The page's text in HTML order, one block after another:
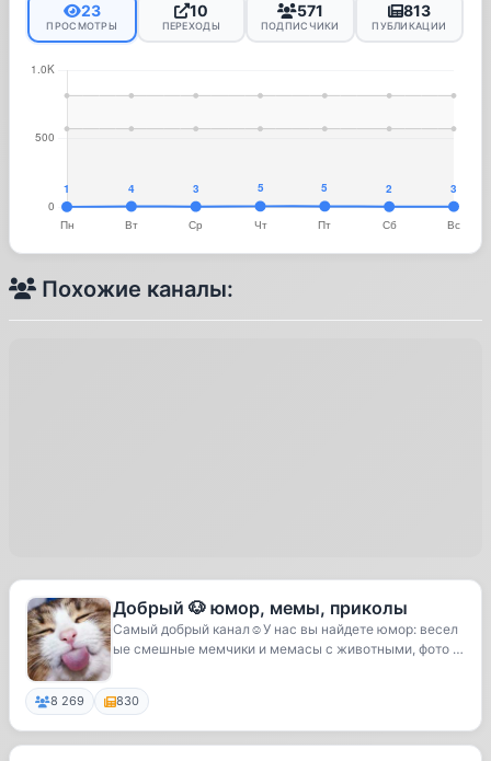
23
ПРОСМОТРЫ
10
ПЕРЕХОДЫ
571
ПОДПИСЧИКИ
813
ПУБЛИКАЦИИ
Похожие каналы:
Добрый 🐶 юмор, мемы, приколы
Самый добрый канал☺️У нас вы найдете юмор: весел
ые смешные мемчики и мемасы с животными, фото м
8 269 830